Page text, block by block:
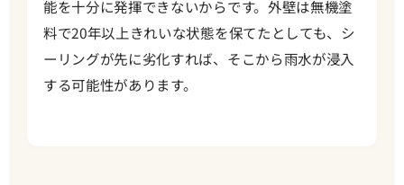
能を十分に発揮できないからです。外壁は無機塗
料で20年以上きれいな状態を保てたとしても、シ
ーリングが先に劣化すれば、そこから雨水が浸入
する可能性があります。